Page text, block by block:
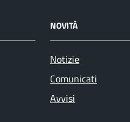
NOVITÀ
Notizie
Comunicati
Avvisi